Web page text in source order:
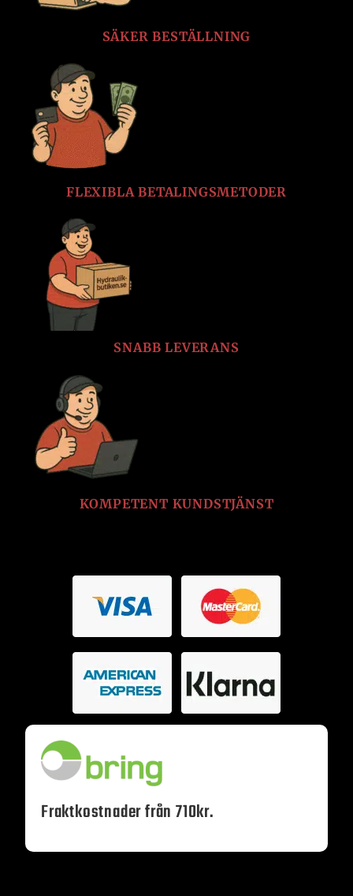
SÄKER BESTÄLLNING
FLEXIBLA BETALINGSMETODER
SNABB LEVERANS
KOMPETENT KUNDSTJÄNST
Fraktkostnader från 710kr.